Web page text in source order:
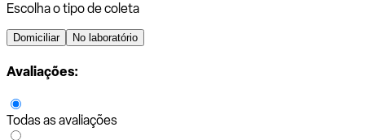
Escolha o tipo de coleta
Domiciliar No laboratório
Avaliações:
Todas as avaliações